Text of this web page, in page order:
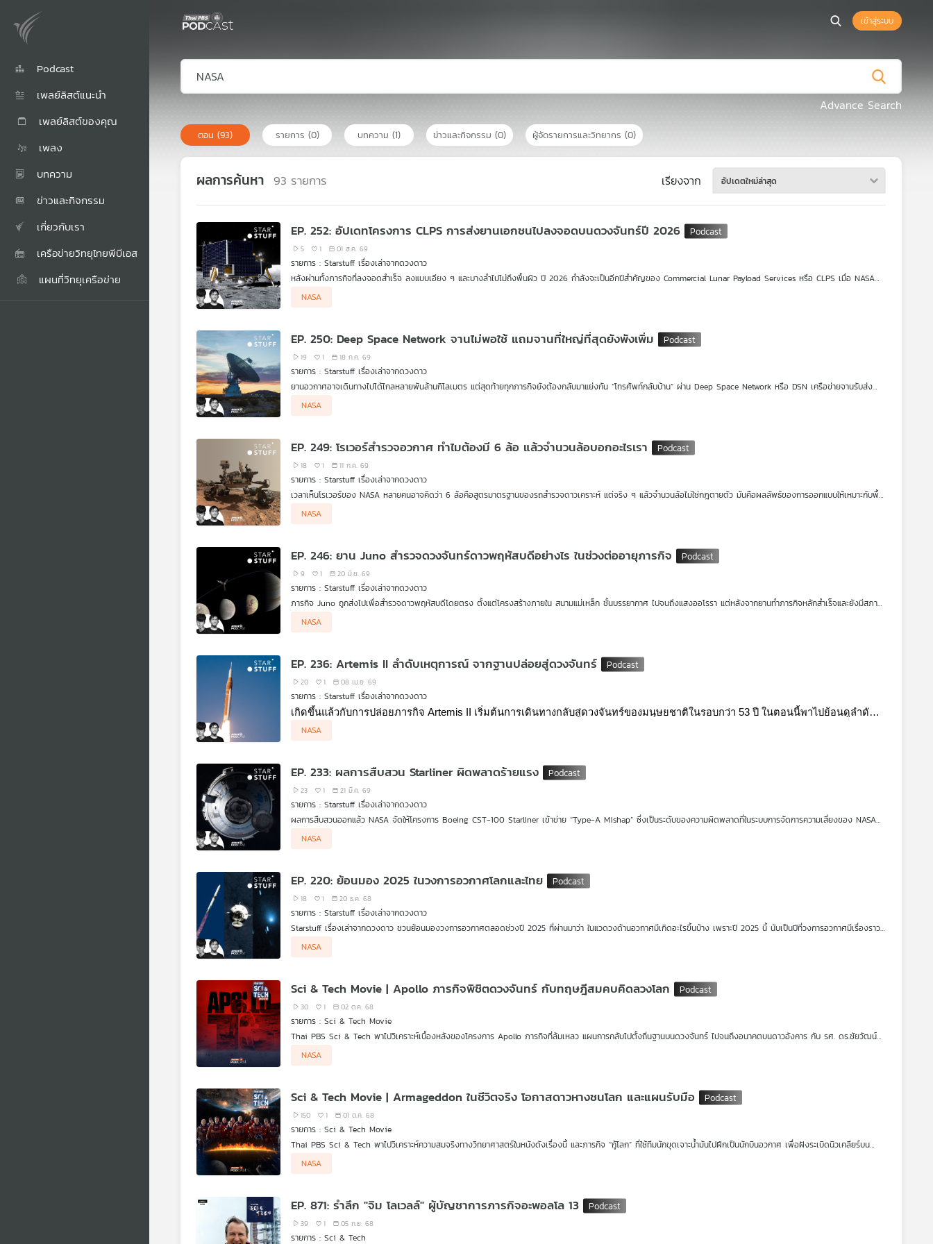
Podcast
เพลย์ลิสต์แนะนำ
เพลย์ลิสต์ของคุณ
เพลง
บทความ
ข่าวและกิจกรรม
เกี่ยวกับเรา
เครือข่ายวิทยุไทยพีบีเอส
แผนที่วิทยุเครือข่าย
เข้าสู่ระบบ
Advance Search
ตอน (93) รายการ (0) บทความ (1) ข่าวและกิจกรรม (0) ผู้จัดรายการและวิทยากร (0)
ผลการค้นหา 93 รายการ เรียงจาก อัปเดตใหม่ล่าสุด
EP. 252: อัปเดทโครงการ CLPS การส่งยานเอกชนไปลงจอดบนดวงจันทร์ปี 2026
5 1 01 ส.ค. 69
รายการ : Starstuff เรื่องเล่าจากดวงดาว
หลังผ่านทั้งภารกิจที่ลงจอดสำเร็จ ลงแบบเอียง ๆ และบางลำไปไม่ถึงพื้นผิว ปี 2026 กำลังจะเป็นอีกปีสำคัญของ Commercial Lunar Payload Services หรือ CLPS เมื่อ NASA
Ghost Mission 2 ของ Firefly Aerospace โดยแต่ละภารกิจไม่ได้เพียงขนอุปกรณ์วิทยาศาสตร์ แต่จะเริ่มทดสอบระบบขนส่ง การสำรวจ และโครงสร้างพื้นฐานที่จำเป็นต่อการกลับไป
NASA
EP. 250: Deep Space Network จานไม่พอใช้ แถมจานที่ใหญ่ที่สุดยังพังเพิ่ม
19 1 18 ก.ค. 69
รายการ : Starstuff เรื่องเล่าจากดวงดาว
ยานอวกาศอาจเดินทางไปได้ไกลหลายพันล้านกิโลเมตร แต่สุดท้ายทุกภารกิจยังต้องกลับมาแย่งกัน “โทรศัพท์กลับบ้าน” ผ่าน Deep Space Network หรือ DSN เครือข่ายจานรับส่ง
บินที่มีเครื่องบินรอลงเต็มฟ้า แต่มีรันเวย์ให้ใช้เพียงไม่กี่เส้น
สถานการณ์ยิ่งหนักขึ้นเมื่อ DSS-14 จานขนาด 70 เมตรที่ Goldstone ซึ่งเป็นหนึ่งในจานที่ทรงพลังที่สุดของเครือข่าย เกิดหมุนเกินขีดจำกัดระหว่างติดตามภารกิจ Juno เมื่อเดือน
NASA
EP. 249: โรเวอร์สำรวจอวกาศ ทำไมต้องมี 6 ล้อ แล้วจำนวนล้อบอกอะไรเรา
18 1 11 ก.ค. 69
รายการ : Starstuff เรื่องเล่าจากดวงดาว
เวลาเห็นโรเวอร์ของ NASA หลายคนอาจคิดว่า 6 ล้อคือสูตรมาตรฐานของรถสำรวจดาวเคราะห์ แต่จริง ๆ แล้วจำนวนล้อไม่ใช่กฎตายตัว มันคือผลลัพธ์ของการออกแบบให้เหมาะกับพื้น
ใหม่บางแบบจึงเริ่มกลับมาใช้เพียง 4 ล้อ แต่ชดเชยด้วยล้อที่หมุน บังคับทิศ และปรับตัวได้ฉลาดขึ้น เพราะสุดท้ายแล้ว โรเวอร์ไม่ได้ดีเพราะมีล้อเยอะกว่า แต่ดีเพราะมันใช้ทุกล้อที่มีได้คุ้ม
NASA
EP. 246: ยาน Juno สำรวจดวงจันทร์ดาวพฤหัสบดีอย่างไร ในช่วงต่ออายุภารกิจ
9 1 20 มิ.ย. 69
รายการ : Starstuff เรื่องเล่าจากดวงดาว
ภารกิจ Juno ถูกส่งไปเพื่อสำรวจดาวพฤหัสบดีโดยตรง ตั้งแต่โครงสร้างภายใน สนามแม่เหล็ก ชั้นบรรยากาศ ไปจนถึงแสงออโรรา แต่หลังจากยานทำภารกิจหลักสำเร็จและยังมีสภาพ
Juno ถูกปรับให้มีโอกาสบินผ่านดวงจันทร์สำคัญอย่าง Ganymede, Europa และ Io ในระยะใกล้ ทำให้ยานได้เก็บข้อมูลของโลกน้ำแข็งและโลกภูเขาไฟเหล่านี้ไปพร้อมกับการศึกษาสภาพ
อินฟราเรด มาใช้สังเกตพื้นผิว น้ำแข็ง ภูเขาไฟ และปฏิสัมพันธ์ระหว่างดวงจันทร์กับสนามแม่เหล็กของดาวพฤหัสบดี
NASA
EP. 236: Artemis II ลำดับเหตุการณ์ จากฐานปล่อยสู่ดวงจันทร์
20 1 08 เม.ย. 69
รายการ : Starstuff เรื่องเล่าจากดวงดาว
เกิดขึ้นแล้วกับการปล่อยภารกิจ Artemis II เริ่มต้นการเดินทางกลับสู่ดวงจันทร์ของมนุษยชาติในรอบกว่า 53 ปี ในตอนนี้พาไปย้อนดูลำดับ
NASA
EP. 233: ผลการสืบสวน Starliner ผิดพลาดร้ายแรง
23 1 21 มี.ค. 69
รายการ : Starstuff เรื่องเล่าจากดวงดาว
ผลการสืบสวนออกแล้ว NASA จัดให้โครงการ Boeing CST-100 Starliner เข้าข่าย “Type-A Mishap” ซึ่งเป็นระดับของความผิดพลาดที่ในระบบการจัดการความเสี่ยงของ NASA
มันสะท้อนอะไรเกี่ยวกับวัฒนธรรมองค์กร การทดสอบ และการยอมรับความเสี่ยงของทั้ง NASA และ Boeing
Starstuff เรื่องเล่าจากดวงดาว ตอนนี้ชวนตั้งคำถามถึงทิศทางของ Starliner ไปจนถึงคำถามใหญ่ที่วงการอวกาศต้องเผชิญ ว่าเรากำลังเร่งการพัฒนาจนหลงลืมบางอย่างไปหรือ
NASA
EP. 220: ย้อนมอง 2025 ในวงการอวกาศโลกและไทย
18 1 20 ธ.ค. 68
รายการ : Starstuff เรื่องเล่าจากดวงดาว
Starstuff เรื่องเล่าจากดวงดาว ชวนย้อนมองวงการอวกาศตลอดช่วงปี 2025 ที่ผ่านมาว่า ในแวดวงด้านอวกาศมีเกิดอะไรขึ้นบ้าง เพราะปี 2025 นี้ นับเป็นปีที่วงการอวกาศมีเรื่องราว
NASA
Sci & Tech Movie | Apollo ภารกิจพิชิตดวงจันทร์ กับทฤษฎีสมคบคิดลวงโลก
30 1 02 ต.ค. 68
รายการ : Sci & Tech Movie
Thai PBS Sci & Tech พาไปวิเคราะห์เบื้องหลังของโครงการ Apollo ภารกิจที่ล้มเหลว แผนการกลับไปตั้งถิ่นฐานบนดวงจันทร์ ไปจนถึงอนาคตบนดาวอังคาร กับ รศ. ดร.ชัยวัฒน์
NASA
Sci & Tech Movie | Armageddon ในชีวิตจริง โอกาสดาวหางชนโลก และแผนรับมือ
150 1 01 ต.ค. 68
รายการ : Sci & Tech Movie
Thai PBS Sci & Tech พาไปวิเคราะห์ความสมจริงทางวิทยาศาสตร์ในหนังดังเรื่องนี้ และภารกิจ “กู้โลก” ที่ใช้ทีมนักขุดเจาะน้ำมันไปฝึกเป็นนักบินอวกาศ เพื่อฝังระเบิดนิวเคลียร์บน
NASA
EP. 871: รำลึก "จิม โลเวลล์" ผู้บัญชาการภารกิจอะพอลโล 13
39 1 05 ก.ย. 68
รายการ : Sci & Tech